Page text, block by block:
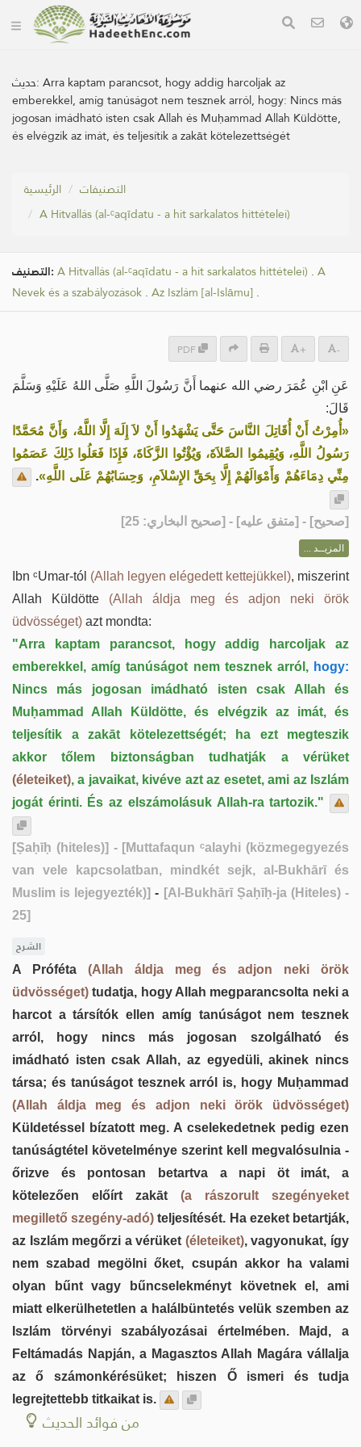
حديث:Arra kaptam parancsot, hogy addig harcoljak az
emberekkel, amíg tanúságot nem tesznek arról, hogy: Nincs más
jogosan imádható isten csak Allah és Muḥammad Allah Küldötte,
és elvégzik az imát, és teljesítik a zakāt kötelezettségét
الرئيسية
التصنيفات
A Hitvallás (al-ᶜaqīdatu - a hit sarkalatos hittételei)
التصنيف: A Hitvallás (al-ᶜaqīdatu - a hit sarkalatos hittételei) . A
Nevek és a szabályozások . Az Iszlám [al-Islāmu] .
PDF + -
عَنِ ابْنِ عُمَرَ رضي الله عنهما أَنَّ رَسُولَ اللَّهِ صَلَّى اللهُ عَلَيْهِ وَسَلَّمَ
قَالَ:
«أُمِرْتُ أَنْ أُقَاتِلَ النَّاسَ حَتَّى يَشْهَدُوا أَنْ لاَ إِلَهَ إِلَّا اللَّهُ، وَأَنَّ مُحَمَّدًا
رَسُولُ اللَّهِ، وَيُقِيمُوا الصَّلاَةَ، وَيُؤْتُوا الزَّكَاةَ، فَإِذَا فَعَلُوا ذَلِكَ عَصَمُوا
مِنِّي دِمَاءَهُمْ وَأَمْوَالَهُمْ إِلَّا بِحَقِّ الإِسْلاَمِ، وَحِسَابُهُمْ عَلَى اللَّهِ».
[صحيح] - [متفق عليه] - [صحيح البخاري: 25]
المزيــد ...
Ibn ᶜUmar-tól (Allah legyen elégedett kettejükkel), miszerint
Allah Küldötte (Allah áldja meg és adjon neki örök
üdvösséget) azt mondta:
"Arra kaptam parancsot, hogy addig harcoljak az
emberekkel, amíg tanúságot nem tesznek arról,hogy:
Nincs más jogosan imádható isten csak Allah és
Muḥammad Allah Küldötte, és elvégzik az imát, és
teljesítik a zakāt kötelezettségét; ha ezt megteszik
akkor tőlem biztonságban tudhatják a vérüket
(életeiket), a javaikat, kivéve azt az esetet, ami az Iszlám
jogát érinti. És az elszámolásuk Allah-ra tartozik."
[Ṣaḥīḥ (hiteles)] - [Muttafaqun ᶜalayhi (közmegegyezés
van vele kapcsolatban, mindkét sejk, al-Bukhārī és
Muslim is lejegyezték)] - [Al-Bukhārī Ṣaḥīḥ-ja (Hiteles) -
25]
الشرح
A Próféta (Allah áldja meg és adjon neki örök
üdvösséget) tudatja, hogy Allah megparancsolta neki a
harcot a társítók ellen amíg tanúságot nem tesznek
arról, hogy nincs más jogosan szolgálható és
imádható isten csak Allah, az egyedüli, akinek nincs
társa; és tanúságot tesznek arról is, hogy Muḥammad
(Allah áldja meg és adjon neki örök üdvösséget)
Küldetéssel bízatott meg. A cselekedetnek pedig ezen
tanúságtétel követelménye szerint kell megvalósulnia -
őrizve és pontosan betartva a napi öt imát, a
kötelezően előírt zakāt (a rászorult szegényeket
megillető szegény-adó) teljesítését. Ha ezeket betartják,
az Iszlám megőrzi a vérüket (életeiket), vagyonukat, így
nem szabad megölni őket, csupán akkor ha valami
olyan bűnt vagy bűncselekményt követnek el, ami
miatt elkerülhetetlen a halálbüntetés velük szemben az
Iszlám törvényi szabályozásai értelmében. Majd, a
Feltámadás Napján, a Magasztos Allah Magára vállalja
az ő számonkérésüket; hiszen Ő ismeri és tudja
legrejtettebb titkaikat is.
من فوائد الحديث